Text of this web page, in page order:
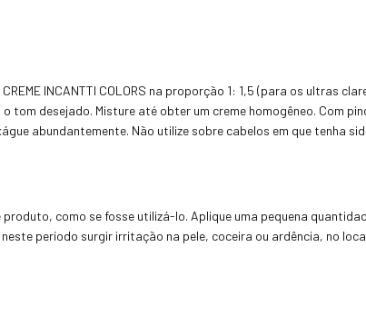
INCANTTI COLORS na proporção 1: 1,5 (para os ultras
o tom desejado. Misture até obter um creme homogêneo. Com
abundantemente. Não utilize sobre cabelos em que tenha
como se fosse utilizá-lo. Aplique uma pequena
período surgir irritação na pele, coceira ou ardência, no